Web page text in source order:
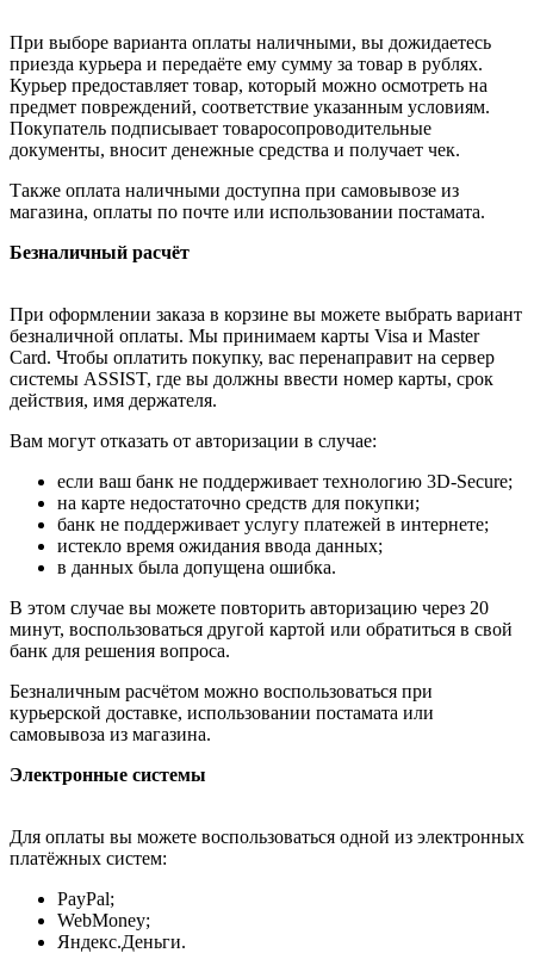
При выборе варианта оплаты наличными, вы дожидаетесь
приезда курьера и передаёте ему сумму за товар в рублях.
Курьер предоставляет товар, который можно осмотреть на
предмет повреждений, соответствие указанным условиям.
Покупатель подписывает товаросопроводительные
документы, вносит денежные средства и получает чек.
Также оплата наличными доступна при самовывозе из
магазина, оплаты по почте или использовании постамата.
Безналичный расчёт
При оформлении заказа в корзине вы можете выбрать вариант
безналичной оплаты. Мы принимаем карты Visa и Master
Card. Чтобы оплатить покупку, вас перенаправит на сервер
системы ASSIST, где вы должны ввести номер карты, срок
действия, имя держателя.
Вам могут отказать от авторизации в случае:
если ваш банк не поддерживает технологию 3D-Secure;
на карте недостаточно средств для покупки;
банк не поддерживает услугу платежей в интернете;
истекло время ожидания ввода данных;
в данных была допущена ошибка.
В этом случае вы можете повторить авторизацию через 20
минут, воспользоваться другой картой или обратиться в свой
банк для решения вопроса.
Безналичным расчётом можно воспользоваться при
курьерской доставке, использовании постамата или
самовывоза из магазина.
Электронные системы
Для оплаты вы можете воспользоваться одной из электронных
платёжных систем:
PayPal;
WebMoney;
Яндекс.Деньги.